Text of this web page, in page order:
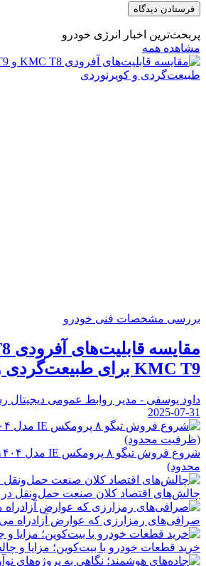
پربحث‌ترین اخبار انرژی خودرو
مشاهده همه
بررسی مشخصات فنی خودرو
KMC T9 برای طبیعت‌گردی و کویرنوردی
داود یوسفی - مدیر روابط عمومی دیجیتال
2025-07-31
محدود)
چالش‌های اقتصاد کلان صنعت حمل‌ونقل در
صرافی‌های رمزارزی که عوارض آزادراه
خرید قطعات خودرو با بیت‌کوین؛ مزایا و